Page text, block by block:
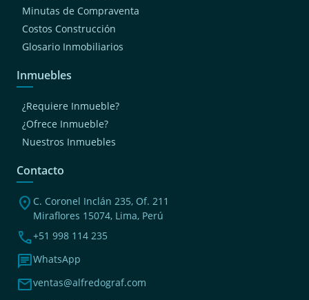
Minutas de Compraventa
Costos Construcción
Glosario Inmobiliarios
Inmuebles
¿Requiere Inmueble?
¿Ofrece Inmueble?
Nuestros Inmuebles
Contacto
location_on C. Coronel Inclán 235, Of. 211
Miraflores 15074, Lima, Perú
phone+51 998 114 235
chatWhatsApp
mailventas@alfredograf.com